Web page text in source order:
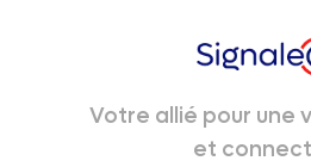
Votre allié pour une
et